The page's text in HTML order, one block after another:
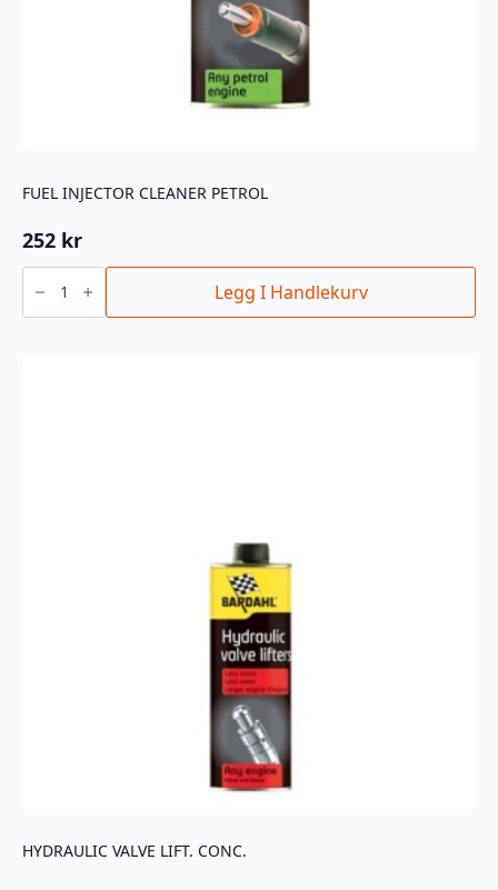
FUEL INJECTOR CLEANER PETROL
252 kr
FUEL
INJECTOR
CLEANER
PETROL
Legg I Handlekurv
HYDRAULIC VALVE LIFT. CONC.